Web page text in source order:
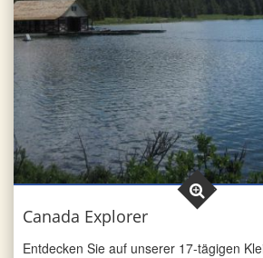
Canada Explorer
Entdecken Sie auf unserer 17-tägigen